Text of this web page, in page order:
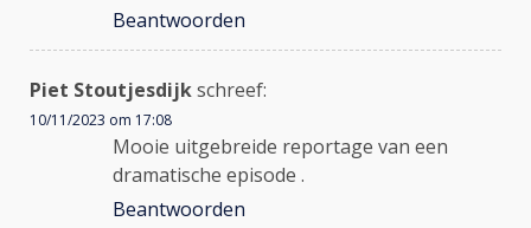
Beantwoorden
Piet Stoutjesdijkschreef:
10/11/2023 om 17:08
Mooie uitgebreide reportage van een
dramatische episode .
Beantwoorden